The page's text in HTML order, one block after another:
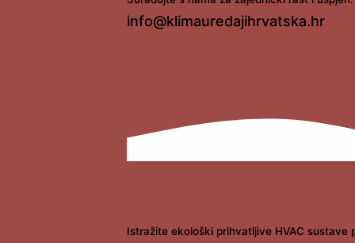
info@klimauredajihrvatska.hr
Istražite ekološki prihvatljive HVAC sustave